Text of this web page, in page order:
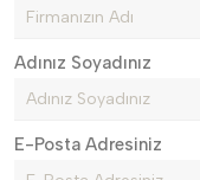
Adınız Soyadınız
E-Posta Adresiniz